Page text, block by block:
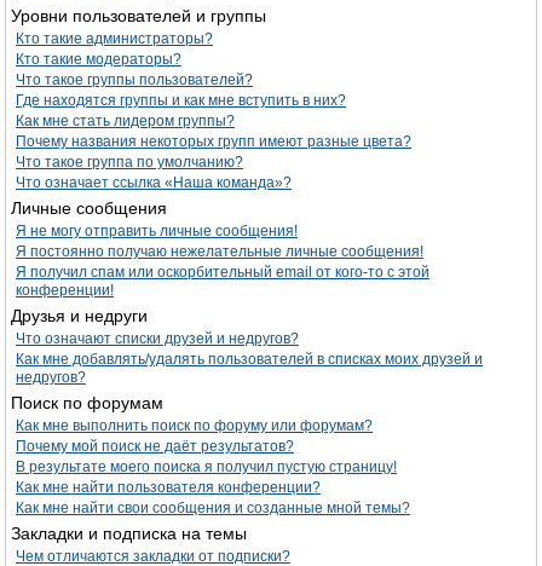
Уровни пользователей и группы
Кто такие администраторы?
Кто такие модераторы?
Что такое группы пользователей?
Где находятся группы и как мне вступить в них?
Как мне стать лидером группы?
Почему названия некоторых групп имеют разные цвета?
Что такое группа по умолчанию?
Что означает ссылка «Наша команда»?
Личные сообщения
Я не могу отправить личные сообщения!
Я постоянно получаю нежелательные личные сообщения!
Я получил спам или оскорбительный email от кого-то с этой
конференции!
Друзья и недруги
Что означают списки друзей и недругов?
Как мне добавлять/удалять пользователей в списках моих друзей и
недругов?
Поиск по форумам
Как мне выполнить поиск по форуму или форумам?
Почему мой поиск не даёт результатов?
В результате моего поиска я получил пустую страницу!
Как мне найти пользователя конференции?
Как мне найти свои сообщения и созданные мной темы?
Закладки и подписка на темы
Чем отличаются закладки от подписки?